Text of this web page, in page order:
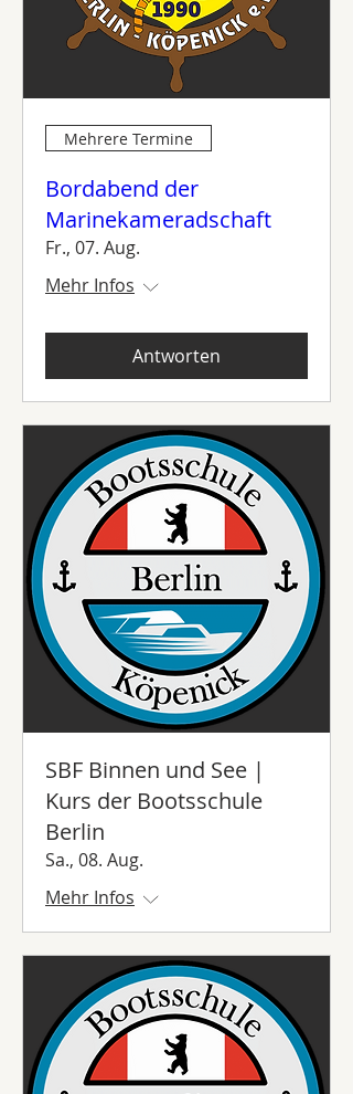
Mehrere Termine
Bordabend der
Marinekameradschaft
Fr., 07. Aug.
Mehr Infos
Antworten
SBF Binnen und See |
Kurs der Bootsschule
Berlin
Sa., 08. Aug.
Mehr Infos